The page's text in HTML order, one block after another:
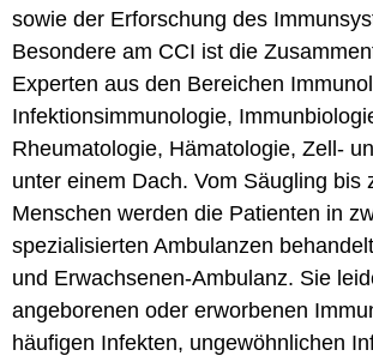
sowie der Erforschung des
Besondere am CCI ist die
Experten aus den Bereichen
Infektionsimmunologie,
Rheumatologie, Hämatologie, Zell-
unter einem Dach. Vom Säugling bis
Menschen werden die Patienten in
spezialisierten Ambulanzen
und Erwachsenen-Ambulanz. Sie
angeborenen oder erworbenen
häufigen Infekten, ungewöhnlichen